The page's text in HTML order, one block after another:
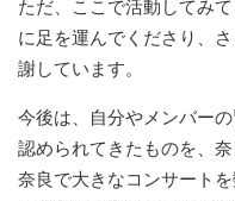
ただ、ここで活動してみ
に足を運んでくださり、
謝しています。
今後は、自分やメンバー
認められてきたものを、
奈良で大きなコンサートを